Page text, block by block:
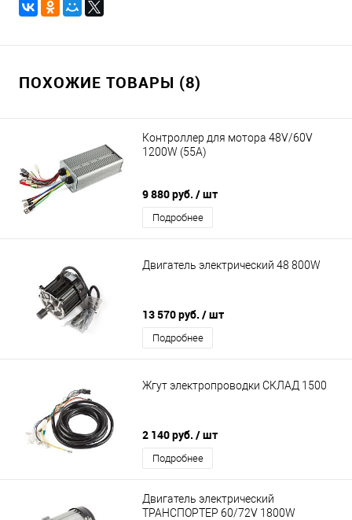
ПОХОЖИЕ ТОВАРЫ (8)
Контроллер для мотора 48V/60V
1200W (55А)
9 880 руб. / шт
Подробнее
Двигатель электрический 48 800W
13 570 руб. / шт
Подробнее
Жгут электропроводки СКЛАД 1500
2 140 руб. / шт
Подробнее
Двигатель электрический
ТРАНСПОРТЕР 60/72V 1800W